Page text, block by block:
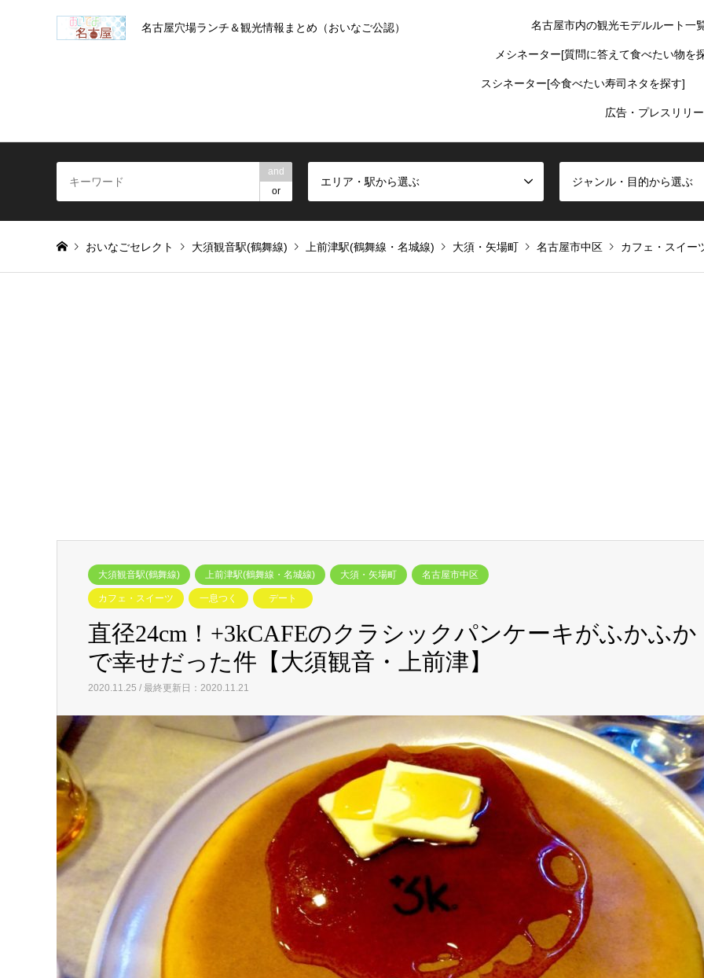
名古屋穴場ランチ＆観光情報まとめ（おいなご公認） 名古屋市内の観光モデルルート一
メシネーター[質問に答えて食べたい物を
スシネーター[今食べたい寿司ネタを探す]
広告・プレスリリ
and
or
エリア・駅から選ぶ ジャンル・目的から選ぶ
おいなごセレクト 大須観音駅(鶴舞線) 上前津駅(鶴舞線・名城線) 大須・矢場町 名古屋市中区 カフェ・スイー
大須観音駅(鶴舞線) 上前津駅(鶴舞線・名城線) 大須・矢場町 名古屋市中区
カフェ・スイーツ 一息つく デート
直径24cm！+3kCAFEのクラシックパンケーキがふかふか
で幸せだった件【大須観音・上前津】
2020.11.25 / 最終更新日：2020.11.21